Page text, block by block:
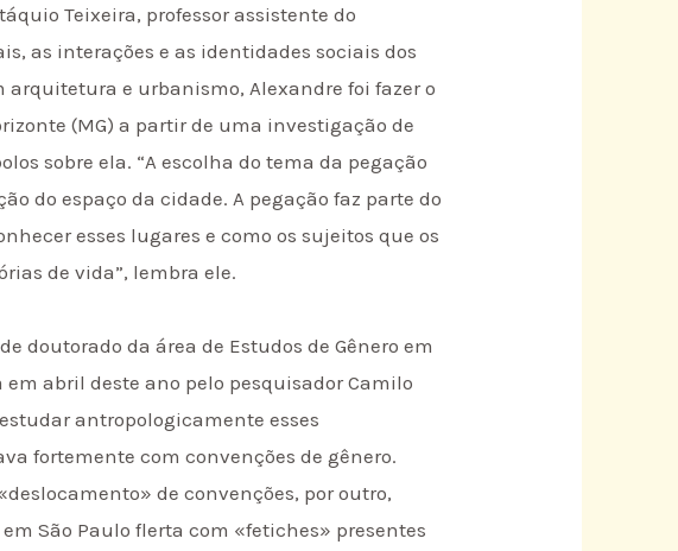
Teixeira, professor assistente do
as interações e as identidades sociais dos
e urbanismo, Alexandre foi fazer o
(MG) a partir de uma investigação de
sobre ela. “A escolha do tema da pegação
do espaço da cidade. A pegação faz parte do
esses lugares e como os sujeitos que os
de vida”, lembra ele.
doutorado da área de Estudos de Gênero em
abril deste ano pelo pesquisador Camilo
antropologicamente esses
fortemente com convenções de gênero.
de convenções, por outro,
São Paulo flerta com «fetiches» presentes